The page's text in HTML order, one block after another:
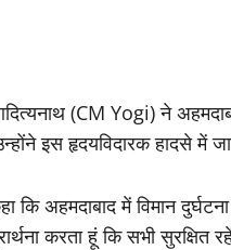
(CM Yogi) ने
इस हृदयविदारक हादसे में
कि अहमदाबाद में विमान
करता हूं कि सभी